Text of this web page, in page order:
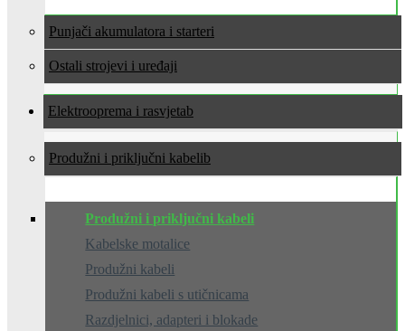
Punjači akumulatora i starteri
Ostali strojevi i uređaji
Elektrooprema i rasvjeta
Produžni i priključni kabeli
Produžni i priključni kabeli
Kabelske motalice
Produžni kabeli
Produžni kabeli s utičnicama
Razdjelnici, adapteri i blokade